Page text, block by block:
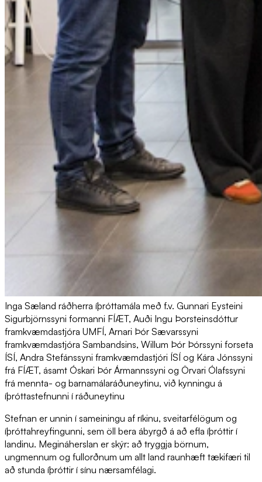
Inga Sæland ráðherra íþróttamála með f.v. Gunnari Eysteini
Sigurbjörnssyni formanni FÍÆT, Auði Ingu Þorsteinsdóttur
framkvæmdastjóra UMFÍ, Arnari Þór Sævarssyni
framkvæmdastjóra Sambandsins, Willum Þór Þórssyni forseta
ÍSÍ, Andra Stefánssyni framkvæmdastjóri ÍSÍ og Kára Jónssyni
frá FÍÆT, ásamt Óskari Þór Ármannssyni og Örvari Ólafssyni
frá mennta- og barnamálaráðuneytinu, við kynningu á
íþróttastefnunni í ráðuneytinu
Stefnan er unnin í sameiningu af ríkinu, sveitarfélögum og
íþróttahreyfingunni, sem öll bera ábyrgð á að efla íþróttir í
landinu. Megináherslan er skýr: að tryggja börnum,
ungmennum og fullorðnum um allt land raunhæft tækifæri til
að stunda íþróttir í sínu nærsamfélagi.